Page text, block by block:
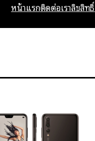
หน้าแรกติดต่อเราลิขสิทธิ์